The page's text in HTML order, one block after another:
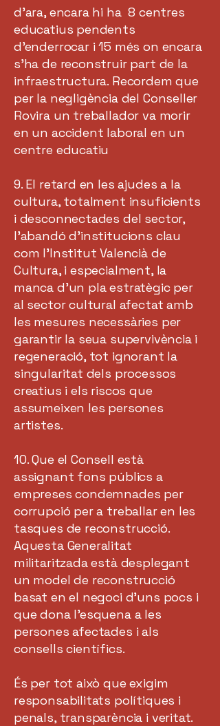
d’ara, encara hi ha 8 centres
educatius pendents
d’enderrocar i 15 més on encara
s’ha de reconstruir part de la
infraestructura. Recordem que
per la negligència del Conseller
Rovira un treballador va morir
en un accident laboral en un
centre educatiu
9. El retard en les ajudes a la
cultura, totalment insuficients
i desconnectades del sector,
l’abandó d’institucions clau
com l’Institut Valencià de
Cultura, i especialment, la
manca d’un pla estratègic per
al sector cultural afectat amb
les mesures necessàries per
garantir la seua supervivència i
regeneració, tot ignorant la
singularitat dels processos
creatius i els riscos que
assumeixen les persones
artistes.
10. Que el Consell està
assignant fons públics a
empreses condemnades per
corrupció per a treballar en les
tasques de reconstrucció.
Aquesta Generalitat
militaritzada està desplegant
un model de reconstrucció
basat en el negoci d’uns pocs i
que dona l’esquena a les
persones afectades i als
consells científics.
És per tot això que exigim
responsabilitats polítiques i
penals, transparència i veritat.